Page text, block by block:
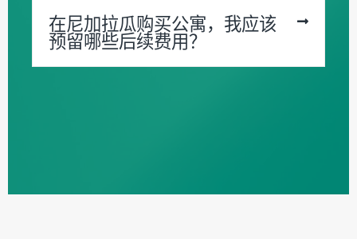
在尼加拉瓜购买公寓，我应该
预留哪些后续费用？